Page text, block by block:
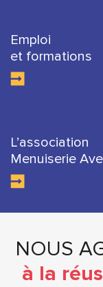
Emploi
et formations
L’association
Menuiserie
NOUS
à la